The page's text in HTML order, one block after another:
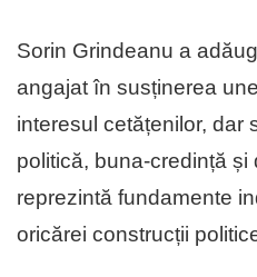
Sorin Grindeanu a
angajat în susținerea
interesul cetățenilor, dar
politică, buna-credință și
reprezintă fundamente
oricărei construcții